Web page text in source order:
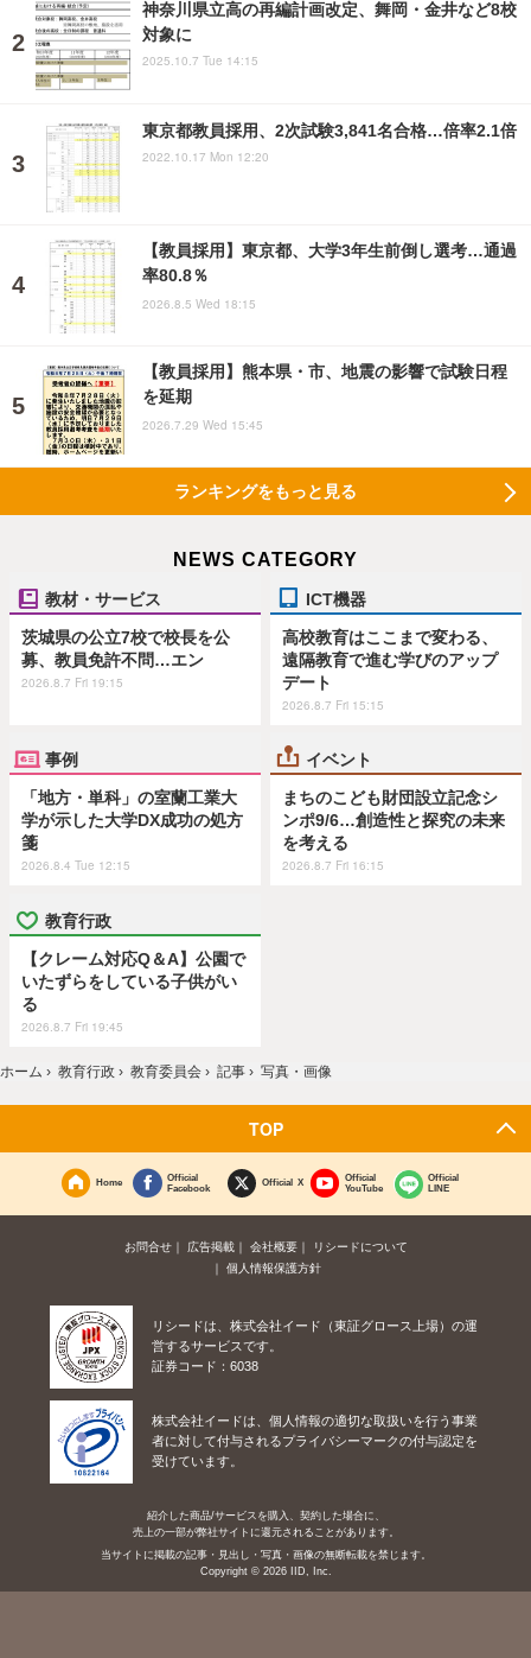
神奈川県立高の再編計画改定、舞岡・金井など8校
対象に
2025.10.7 Tue 14:15
東京都教員採用、2次試験3,841名合格…倍率2.1倍
2022.10.17 Mon 12:20
【教員採用】東京都、大学3年生前倒し選考…通過
率80.8％
2026.8.5 Wed 18:15
【教員採用】熊本県・市、地震の影響で試験日程
を延期
2026.7.29 Wed 15:45
ランキングをもっと見る
NEWS CATEGORY
教材・サービス
茨城県の公立7校で校長を公
募、教員免許不問…エン
2026.8.7 Fri 19:15
ICT機器
高校教育はここまで変わる、
遠隔教育で進む学びのアップ
デート
2026.8.7 Fri 15:15
事例
「地方・単科」の室蘭工業大
学が示した大学DX成功の処方
箋
2026.8.4 Tue 12:15
イベント
まちのこども財団設立記念シ
ンポ9/6…創造性と探究の未来
を考える
2026.8.7 Fri 16:15
教育行政
【クレーム対応Q＆A】公園で
いたずらをしている子供がい
る
2026.8.7 Fri 19:45
ホーム › 教育行政 › 教育委員会 › 記事 › 写真・画像
TOP
Home
Official
Facebook
Official X
Official
YouTube
Official
LINE
お問合せ 広告掲載 会社概要
リシードについて
個人情報保護方針
リシードは、株式会社イード（東証グロース上場）の運
営するサービスです。
証券コード：6038
株式会社イードは、個人情報の適切な取扱いを行う事業
者に対して付与されるプライバシーマークの付与認定を
受けています。
紹介した商品/サービスを購入、契約した場合に、
売上の一部が弊社サイトに還元されることがあります。
当サイトに掲載の記事・見出し・写真・画像の無断転載を禁じます。
Copyright © 2026 IID, Inc.